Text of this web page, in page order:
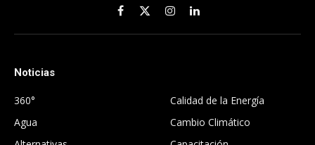
Facebook
X
(Twitter)
InstagramLinkedIn
Noticias
360°
Agua
Calidad de la Energía
Cambio Climático